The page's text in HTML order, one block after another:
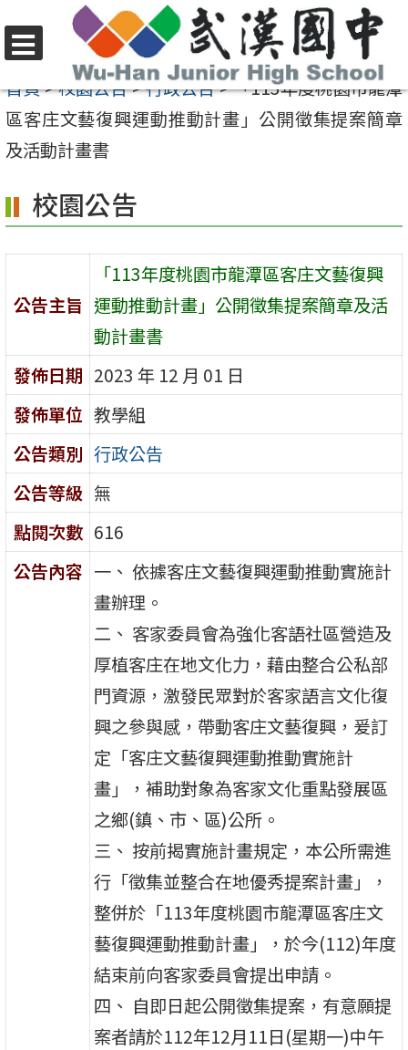
至
要
內
區
選
單
首頁>校園公告>行政公告>「113年度桃園市龍潭
區客庄文藝復興運動推動計畫」公開徵集提案簡章
及活動計畫書
校園公告
公告主旨
「113年度桃園市龍潭區客庄文藝復興
運動推動計畫」公開徵集提案簡章及活
動計畫書
發佈日期 2023 年 12 月 01 日
發佈單位 教學組
公告類別 行政公告
公告等級 無
點閱次數 616
公告內容 一、 依據客庄文藝復興運動推動實施計
畫辦理。
二、 客家委員會為強化客語社區營造及
厚植客庄在地文化力，藉由整合公私部
門資源，激發民眾對於客家語言文化復
興之參與感，帶動客庄文藝復興，爰訂
定「客庄文藝復興運動推動實施計
畫」，補助對象為客家文化重點發展區
之鄉(鎮、市、區)公所。
三、 按前揭實施計畫規定，本公所需進
行「徵集並整合在地優秀提案計畫」，
整併於「113年度桃園市龍潭區客庄文
藝復興運動推動計畫」，於今(112)年度
結束前向客家委員會提出申請。
四、 自即日起公開徵集提案，有意願提
案者請於112年12月11日(星期一)中午